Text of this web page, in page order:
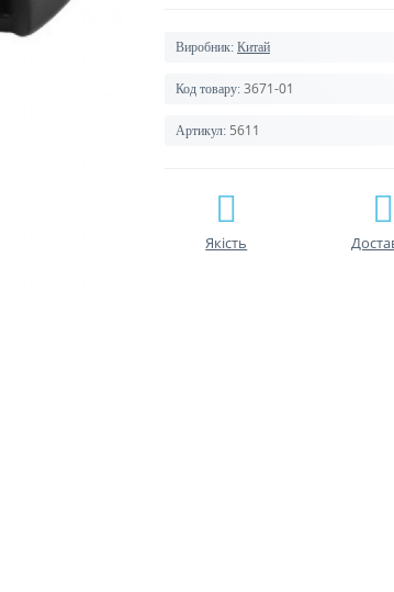
Виробник: Китай
Код товару: 3671-01
Артикул: 5611
Якість